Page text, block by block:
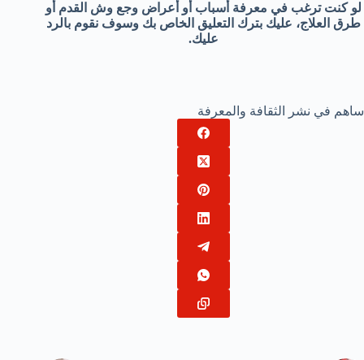
لو كنت ترغب في معرفة أسباب أو أعراض وجع وش القدم أو
طرق العلاج، عليك بترك التعليق الخاص بك وسوف نقوم بالرد
عليك.
ساهم في نشر الثقافة والمعرفة